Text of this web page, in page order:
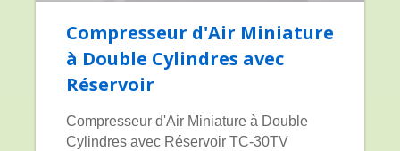
Compresseur d'Air Miniature
à Double Cylindres avec
Réservoir
Compresseur d'Air Miniature à Double
Cylindres avec Réservoir TC-30TV